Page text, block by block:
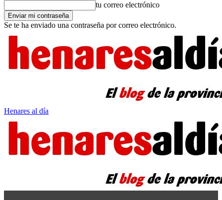
tu correo electrónico
Se te ha enviado una contraseña por correo electrónico.
Henares al día